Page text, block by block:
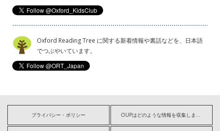
Oxford Reading Tree に関する新着情報や裏話などを、日本語
でつぶやいています。
プライバシー・ポリシー OUPはどのような情報を収集しますか?